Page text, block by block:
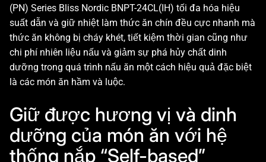
(PN) Series Bliss Nordic BNPT-24CL(IH) tối đa hóa hiệu
suất dẫn và giữ nhiệt làm thức ăn chín đều cực nhanh mà
thức ăn không bị cháy khét, tiết kiệm thời gian cũng như
chi phí nhiên liệu nấu và giảm sự phá hủy chất dinh
dưỡng trong quá trình nấu ăn một cách hiệu quả đặc biệt
là các món ăn hầm và luộc.
Giữ được hương vị và dinh
dưỡng của món ăn với hệ
thống nắp “Self-based”